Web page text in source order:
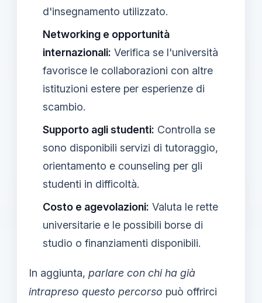
d'insegnamento utilizzato.
Networking e opportunità
internazionali: Verifica se l'università
favorisce le collaborazioni con altre
istituzioni estere per esperienze di
scambio.
Supporto agli studenti: Controlla se
sono disponibili servizi di tutoraggio,
orientamento e counseling per gli
studenti in difficoltà.
Costo e agevolazioni: Valuta le rette
universitarie e le possibili borse di
studio o finanziamenti disponibili.
In aggiunta, parlare con chi ha già
intrapreso questo percorso può offrirci